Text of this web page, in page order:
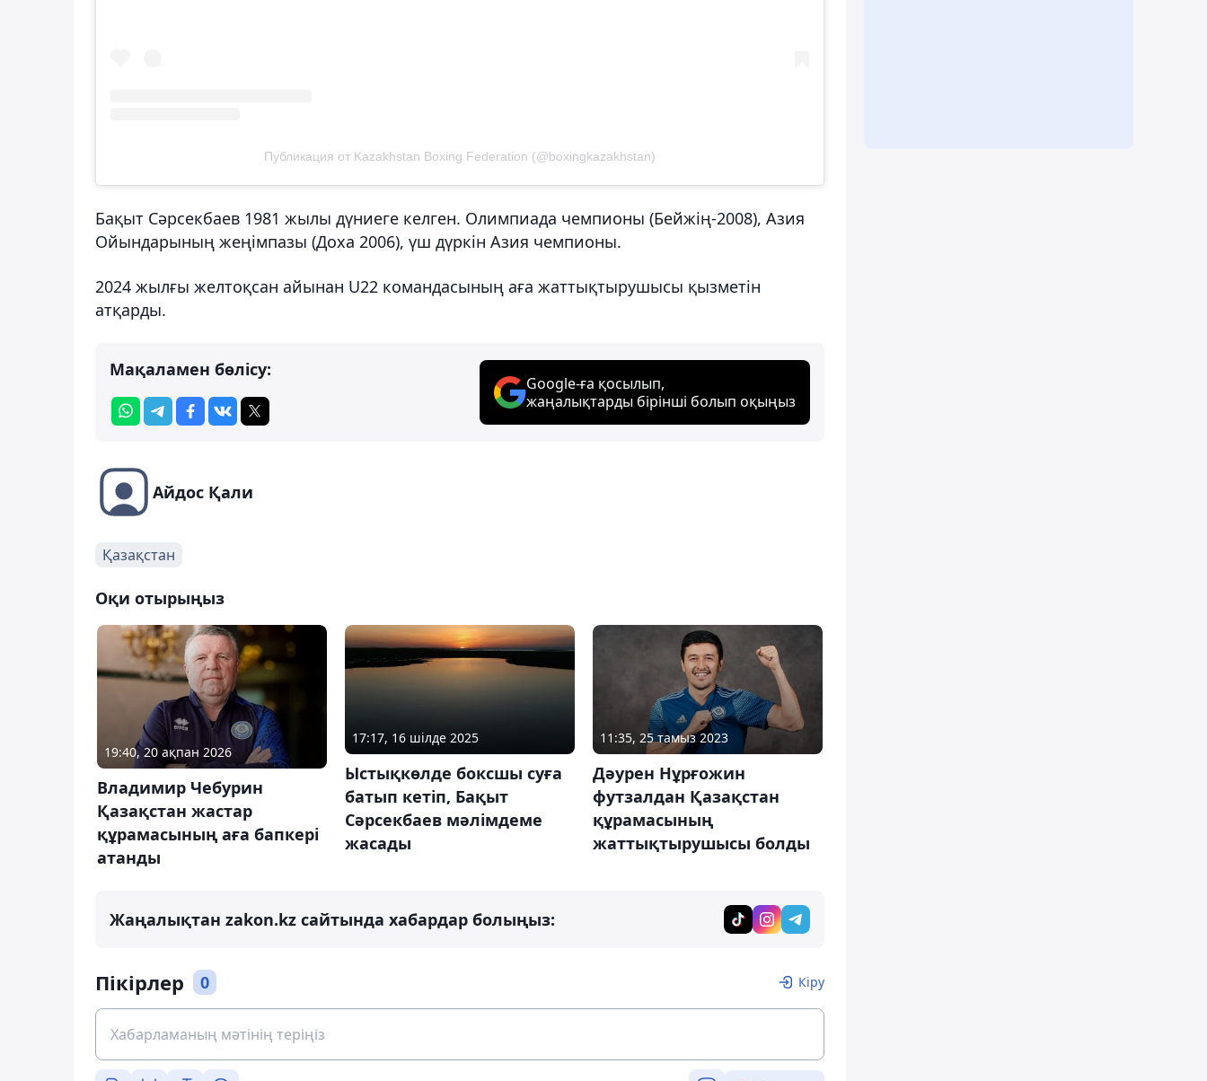
Публикация от Kazakhstan Boxing Federation (@boxingkazakhstan)
Бақыт Сәрсекбаев 1981 жылы дүниеге келген. Олимпиада чемпионы (Бейжің-2008), Азия
Ойындарының жеңімпазы (Доха 2006), үш дүркін Азия чемпионы.
2024 жылғы желтоқсан айынан U22 командасының аға жаттықтырушысы қызметін
атқарды.
Мақаламен бөлісу:
Google-ға қосылып,
жаңалықтарды бірінші болып оқыңыз
Айдос Қали
Қазақстан
Оқи отырыңыз
19:40, 20 ақпан 2026
Владимир Чебурин
Қазақстан жастар
құрамасының аға бапкері
атанды
17:17, 16 шілде 2025
Ыстықкөлде боксшы суға
батып кетіп, Бақыт
Сәрсекбаев мәлімдеме
жасады
11:35, 25 тамыз 2023
Дәурен Нұрғожин
футзалдан Қазақстан
құрамасының
жаттықтырушысы болды
Жаңалықтан zakon.kz сайтында хабардар болыңыз:
Пікірлер 0 Кіру